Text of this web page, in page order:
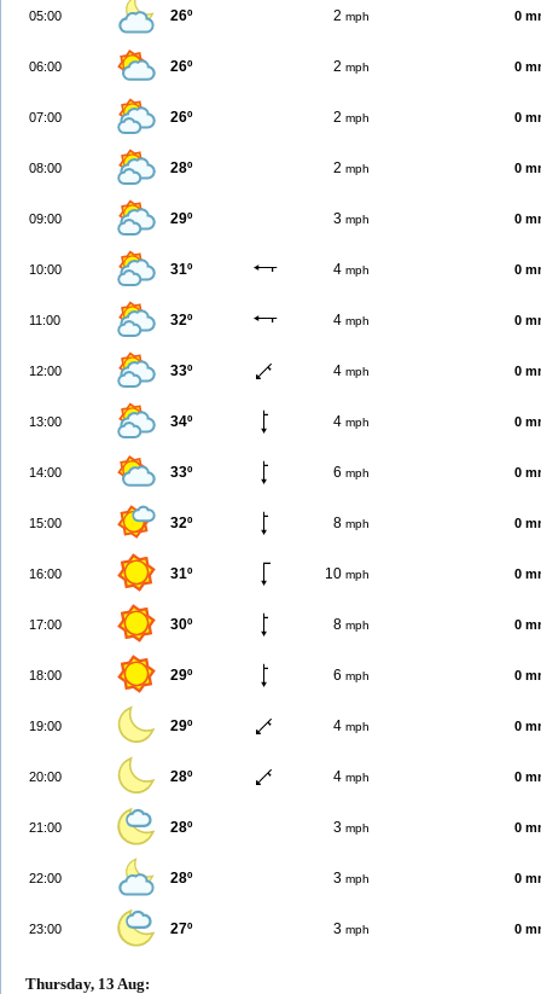
05:00 26º 2 mph 0
06:00 26º 2 mph 0
07:00 26º 2 mph 0
08:00 28º 2 mph 0
09:00 29º 3 mph 0
10:00 31º 4 mph 0
11:00 32º 4 mph 0
12:00 33º 4 mph 0
13:00 34º 4 mph 0
14:00 33º 6 mph 0
15:00 32º 8 mph 0
16:00 31º 10 mph 0
17:00 30º 8 mph 0
18:00 29º 6 mph 0
19:00 29º 4 mph 0
20:00 28º 4 mph 0
21:00 28º 3 mph 0
22:00 28º 3 mph 0
23:00 27º 3 mph 0
Thursday, 13 Aug: